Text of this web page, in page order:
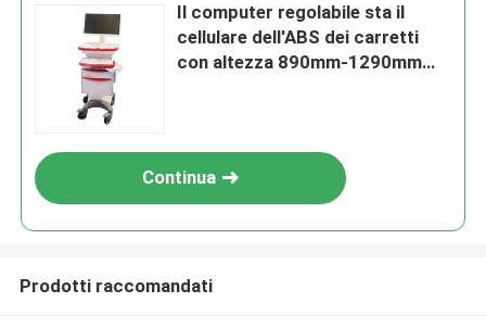
Il computer regolabile sta il
cellulare dell'ABS dei carretti
con altezza 890mm-1290mm
Continua
Prodotti raccomandati